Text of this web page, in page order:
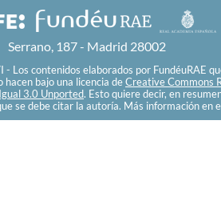
Serrano, 187 - Madrid 28002
Los contenidos elaborados por FundéuRAE
hacen bajo una licencia de Creative Commons
3.0 Unported. Esto quiere decir, en
se debe citar la autoría. Más información en